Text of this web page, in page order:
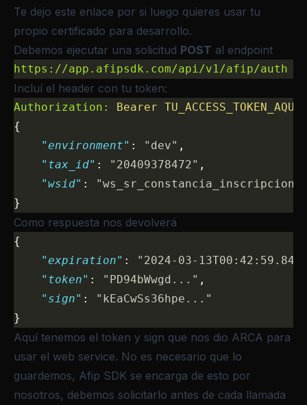
Te dejo este enlace por si luego quieres usar tu
propio certificado para desarrollo.
Debemos ejecutar una solicitud POST al endpoint
https://app.afipsdk.com/api/v1/afip/auth
Incluí el header con tu token:
Authorization: Bearer TU_ACCESS_TOKEN_AQUI
{
    "environment"
: "dev" ,
    "tax_id"
: "20409378472" ,
    "wsid"
:
"ws_sr_constancia_inscripcion"
}
Como respuesta nos devolverá
{
    "expiration"
:
"2024-03-
    "token"
: "PD94bWwgd..." ,
    "sign"
:
"kEaCwSs36hpe..."
}
Aquí tenemos el token y sign que nos dio ARCA para
usar el web service. No es necesario que lo
guardemos, Afip SDK se encarga de esto por
nosotros, debemos solicitarlo antes de cada llamada